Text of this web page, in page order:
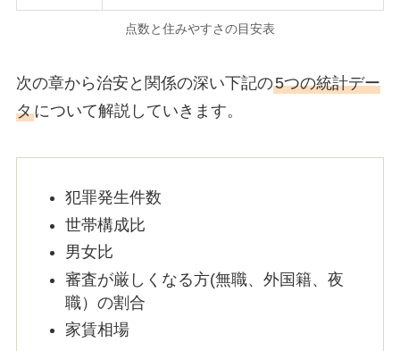
点数と住みやすさの目安表
次の章から治安と関係の深い下記の5つの統計デー
タについて解説していきます。
犯罪発生件数
世帯構成比
男女比
審査が厳しくなる方(無職、外国籍、夜
職）の割合
家賃相場